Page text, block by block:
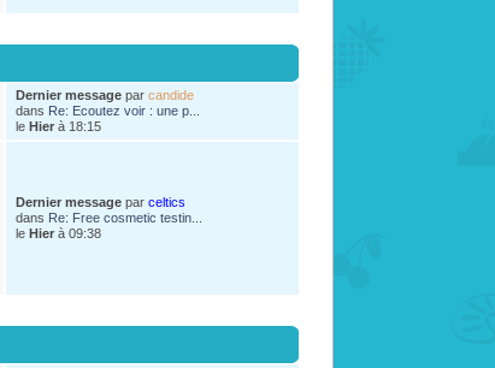
Dernier messagepar candide
dans Re: Ecoutez voir : une p...
le Hierà 18:15
Dernier messagepar celtics
dans Re: Free cosmetic testin...
le Hierà 09:38